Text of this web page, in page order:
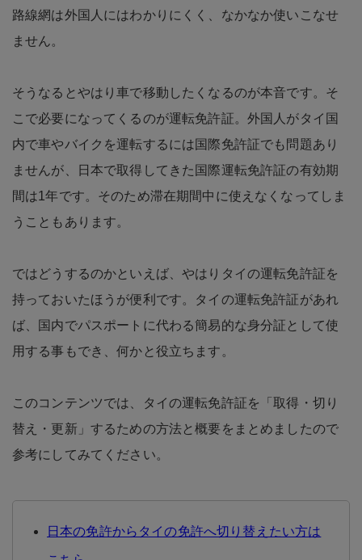
路線網は外国人にはわかりにくく、なかなか使いこなせ
ません。
そうなるとやはり車で移動したくなるのが本音です。そ
こで必要になってくるのが運転免許証。外国人がタイ国
内で車やバイクを運転するには国際免許証でも問題あり
ませんが、日本で取得してきた国際運転免許証の有効期
間は1年です。そのため滞在期間中に使えなくなってしま
うこともあります。
ではどうするのかといえば、やはりタイの運転免許証を
持っておいたほうが便利です。タイの運転免許証があれ
ば、国内でパスポートに代わる簡易的な身分証として使
用する事もでき、何かと役立ちます。
このコンテンツでは、タイの運転免許証を「取得・切り
替え・更新」するための方法と概要をまとめましたので
参考にしてみてください。
日本の免許からタイの免許へ切り替えたい方は